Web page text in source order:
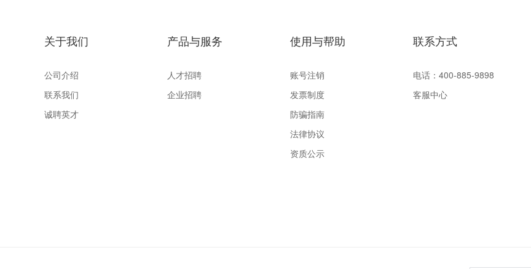
关于我们
公司介绍
联系我们
诚聘英才
产品与服务
人才招聘
企业招聘
使用与帮助
账号注销
发票制度
防骗指南
法律协议
资质公示
联系方式
电话：400-885-9898
客服中心